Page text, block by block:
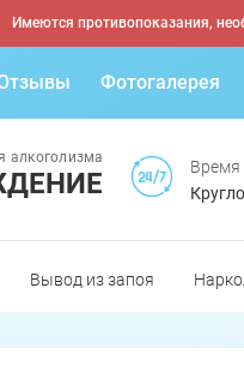
Имеются противопоказания,
Фотогалерея
алкоголизма
Время
Вывод из запоя